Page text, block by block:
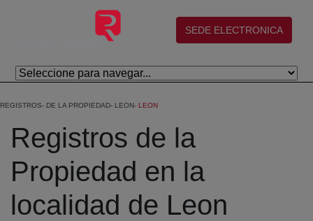
Salta al contingut principal
(abre en nueva ventana)
SEDE ELECTRONICA
REGISTROS DE LA PROPIEDAD LEON LEON
Registros de la
Propiedad en la
localidad de Leon